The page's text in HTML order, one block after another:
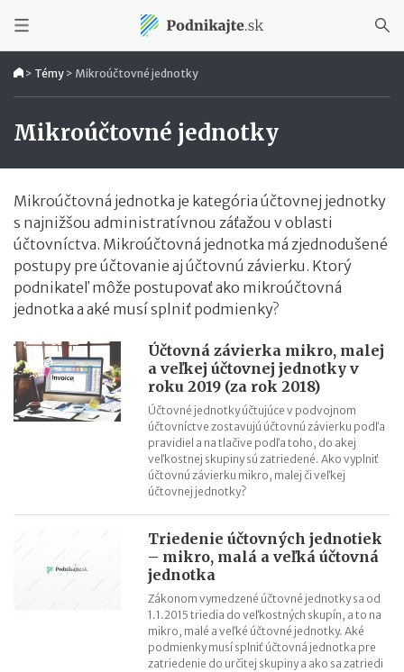
> Témy > Mikroúčtovné jednotky
Mikroúčtovné jednotky
Mikroúčtovná jednotka je kategória účtovnej jednotky
s najnižšou administratívnou záťažou v oblasti
účtovníctva. Mikroúčtovná jednotka má zjednodušené
postupy pre účtovanie aj účtovnú závierku. Ktorý
podnikateľ môže postupovať ako mikroúčtovná
jednotka a aké musí splniť podmienky?
Účtovná závierka mikro, malej
a veľkej účtovnej jednotky v
roku 2019 (za rok 2018)
Účtovné jednotky účtujúce v podvojnom
účtovníctve zostavujú účtovnú závierku podľa
pravidiel a na tlačive podľa toho, do akej
veľkostnej skupiny sú zatriedené. Ako vyplniť
účtovnú závierku mikro, malej či veľkej
účtovnej jednotky?
Triedenie účtovných jednotiek
– mikro, malá a veľká účtovná
jednotka
Zákonom vymedzené účtovné jednotky sa od
1.1.2015 triedia do veľkostných skupín, a to na
mikro, malé a veľké účtovné jednotky. Aké
podmienky musí splniť účtovná jednotka pre
zatriedenie do určitej skupiny a ako sa zatriedi